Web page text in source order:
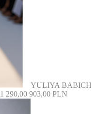
YULIYA BABICH
1 290,00 903,00 PLN